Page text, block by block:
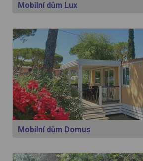
Mobilní dům Lux
Mobilní dům Domus